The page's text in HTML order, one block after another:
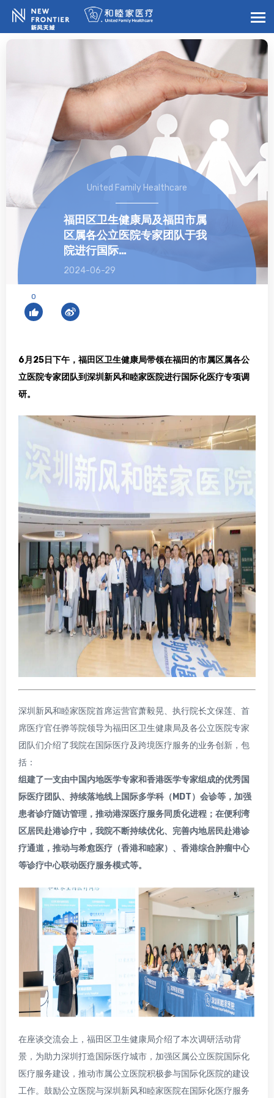
United Family Healthcare
福田区卫生健康局及福田市属
区属各公立医院专家团队于我
院进行国际…
2024-06-29
0
6月25日下午，福田区卫生健康局带领在福田的市属区属各公
立医院专家团队到深圳新风和睦家医院进行国际化医疗专项调
研。
深圳新风和睦家医院首席运营官萧毅晃、执行院长文保莲、首
席医疗官任骅等院领导为福田区卫生健康局及各公立医院专家
团队们介绍了我院在国际医疗及跨境医疗服务的业务创新，包
括：
组建了一支由中国内地医学专家和香港医学专家组成的优秀国
际医疗团队、持续落地线上国际多学科（MDT）会诊等，加强
患者诊疗随访管理，推动港深医疗服务同质化进程；在便利湾
区居民赴港诊疗中，我院不断持续优化、完善内地居民赴港诊
疗通道，推动与希愈医疗（香港和睦家）、香港综合肿瘤中心
等诊疗中心联动医疗服务模式等。
在座谈交流会上，福田区卫生健康局介绍了本次调研活动背
景，为助力深圳打造国际医疗城市，加强区属公立医院国际化
医疗服务建设，推动市属公立医院积极参与国际化医院的建设
工作。鼓励公立医院与深圳新风和睦家医院在国际化医疗服务